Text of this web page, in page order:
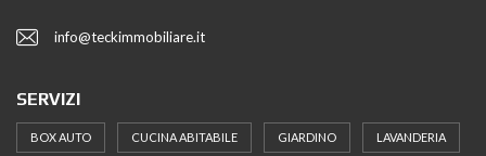
info@teckimmobiliare.it
SERVIZI
BOX AUTO CUCINA ABITABILE GIARDINO LAVANDERIA